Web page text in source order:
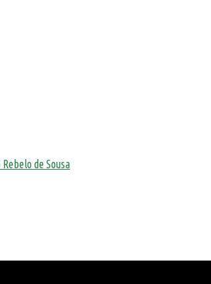
de Sousa